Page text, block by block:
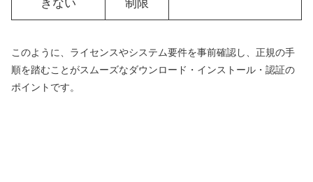
きない
制限
このように、ライセンスやシステム要件を事前確認し、正規の手
順を踏むことがスムーズなダウンロード・インストール・認証の
ポイントです。